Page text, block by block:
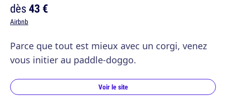
dès43 €
Airbnb
Parce que tout est mieux avec un corgi, venez
vous initier au paddle-doggo.
Voir le site